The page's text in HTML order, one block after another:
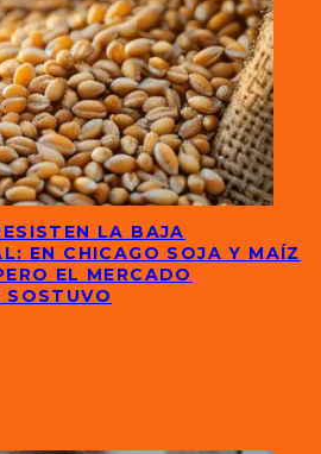
LA BAJA
EN CHICAGO SOJA Y MAÍZ
EL MERCADO
SOSTUVO